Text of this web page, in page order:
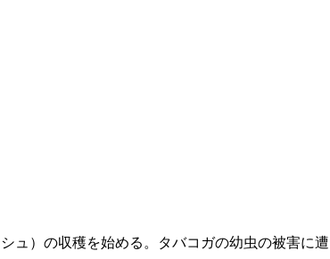
ュ）の収穫を始める。タバコガの幼虫の被害に遭